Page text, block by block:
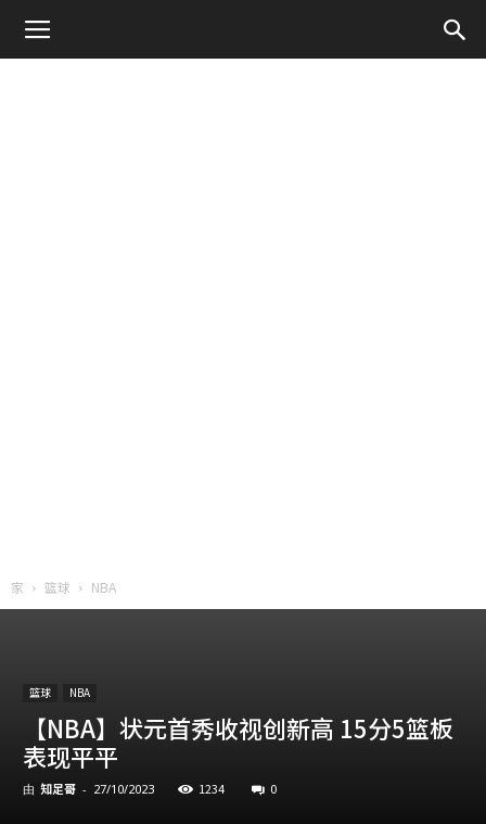
家 篮球 NBA
篮球 NBA
【NBA】状元首秀收视创新高 15分5篮板
表现平平
由 知足哥 - 27/10/2023 1234 0